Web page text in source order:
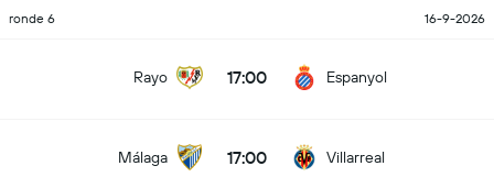
ronde 6 16-9-2026
Rayo 17:00 Espanyol
Málaga 17:00 Villarreal